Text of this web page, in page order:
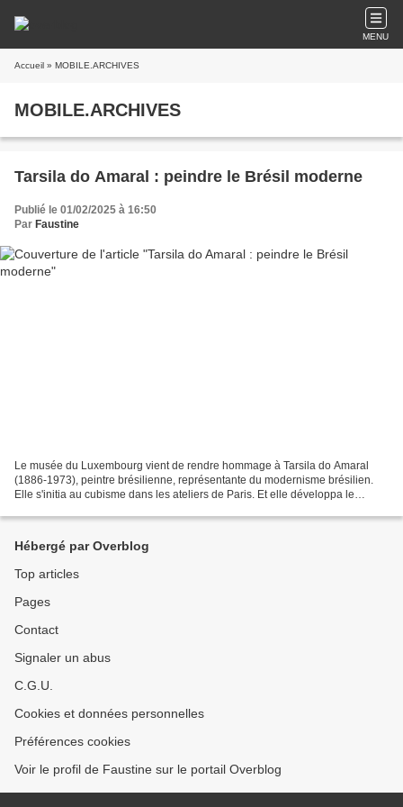
MENU
Accueil » MOBILE.ARCHIVES
MOBILE.ARCHIVES
Tarsila do Amaral : peindre le Brésil moderne
Publié le 01/02/2025 à 16:50
Par Faustine
Le musée du Luxembourg vient de rendre hommage à Tarsila do Amaral
(1886-1973), peintre brésilienne, représentante du modernisme brésilien.
Elle s'initia au cubisme dans les ateliers de Paris. Et elle développa le
Hébergé par Overblog
Top articles
Pages
Contact
Signaler un abus
C.G.U.
Cookies et données personnelles
Préférences cookies
Voir le profil de Faustine sur le portail Overblog